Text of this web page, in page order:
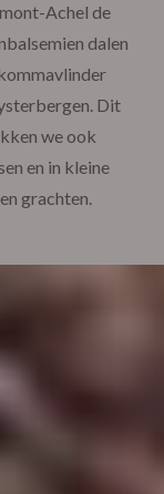
Achel de
dalen
Dit
we ook
en in kleine
grachten.